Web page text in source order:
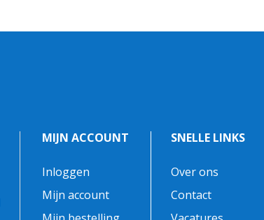
MIJN ACCOUNT
Inloggen
Mijn account
SNELLE LINKS
Over ons
Contact